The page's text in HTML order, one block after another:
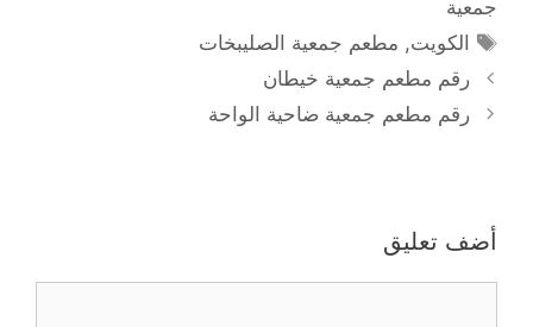
جمعية
الوسوم
الكويت, مطعم جمعية الصليبخات
رقم مطعم جمعية خيطان
رقم مطعم جمعية ضاحية الواحة
أضف تعليق